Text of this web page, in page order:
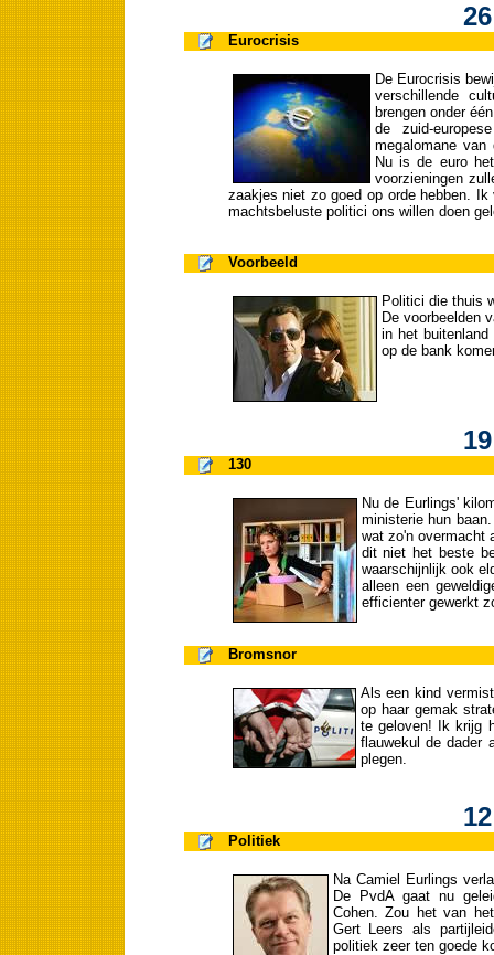
Eurocrisis
De Eurocrisis
verschillende
brengen onder
de zuid-
megalomane
Nu is de euro
voorzieningen
zaakjes niet zo goed op orde hebben.
machtsbeluste politici ons willen doen
Voorbeeld
Politici die thuis
De voorbeelden
in het
op de bank
130
Nu de Eurlings'
ministerie hun
wat zo'n overmacht
dit niet het beste
waarschijnlijk ook
alleen een
efficienter gewerkt
Bromsnor
Als een kind
op haar gemak
te geloven! Ik krijg
flauwekul de dader
plegen.
Politiek
Na Camiel Eurlings
De PvdA gaat nu
Cohen. Zou het van
Gert Leers als
politiek zeer ten goede